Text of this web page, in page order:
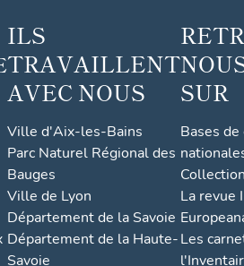
ILS
TRAVAILLENT
AVEC NOUS
Ville d'Aix-les-Bains
Parc Naturel Régional des
Bauges
Ville de Lyon
Département de la Savoie
Département de la Haute-
Savoie
SUR
Bases
La revue
Les